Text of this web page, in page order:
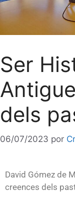
Ser
dels
06/07/2023 por
David Gómez de
creences dels